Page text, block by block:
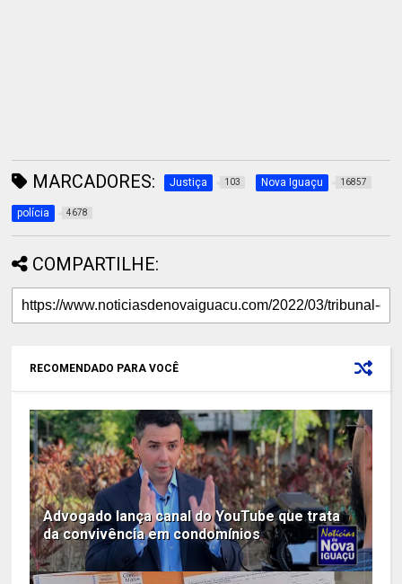
MARCADORES: Justiça 103 Nova Iguaçu 16857
polícia 4678
COMPARTILHE:
RECOMENDADO PARA VOCÊ
Advogado lança canal do YouTube que trata
da convivência em condomínios